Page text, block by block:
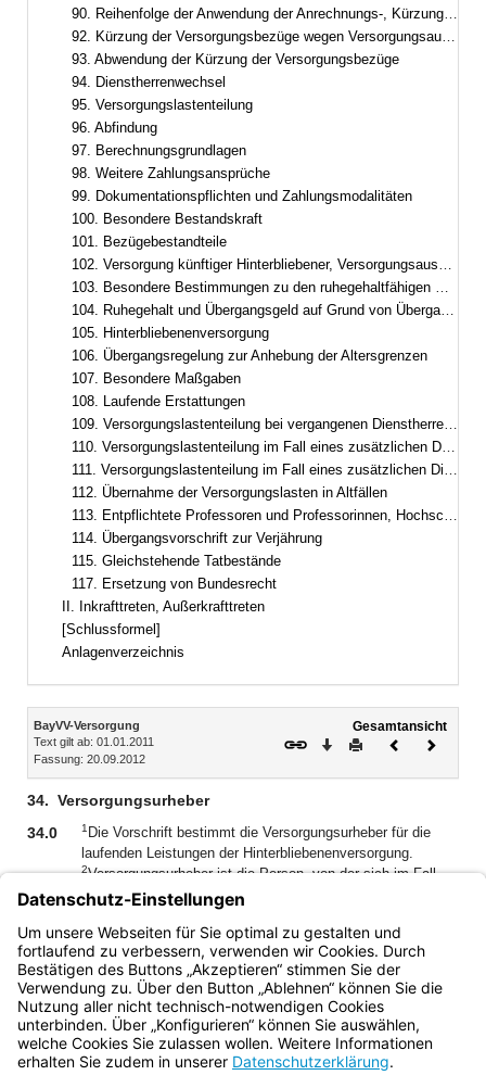
90. Reihenfolge der Anwendung der Anrechnungs-, Kürzungs- und Ruhensvorschriften
92. Kürzung der Versorgungsbezüge wegen Versorgungsausgleich
93. Abwendung der Kürzung der Versorgungsbezüge
94. Dienstherrenwechsel
95. Versorgungslastenteilung
96. Abfindung
97. Berechnungsgrundlagen
98. Weitere Zahlungsansprüche
99. Dokumentationspflichten und Zahlungsmodalitäten
100. Besondere Bestandskraft
101. Bezügebestandteile
102. Versorgung künftiger Hinterbliebener, Versorgungsausgleich
103. Besondere Bestimmungen zu den ruhegehaltfähigen Bezügen, zur ruhegehaltfähigen Dienstzeit und zum Ruhegehalt
104. Ruhegehalt und Übergangsgeld auf Grund von Übergangsregelungen im Besoldungsrecht
105. Hinterbliebenenversorgung
106. Übergangsregelung zur Anhebung der Altersgrenzen
107. Besondere Maßgaben
108. Laufende Erstattungen
109. Versorgungslastenteilung bei vergangenen Dienstherrenwechseln ohne laufende Erstattung
110. Versorgungslastenteilung im Fall eines zusätzlichen Dienstherrenwechsels nach Art. 95
111. Versorgungslastenteilung im Fall eines zusätzlichen Dienstherrenwechsels nach dem Versorgungslastenteilungs-Staatsvertrag
112. Übernahme der Versorgungslasten in Altfällen
113. Entpflichtete Professoren und Professorinnen, Hochschulleistungsbezüge
114. Übergangsvorschrift zur Verjährung
115. Gleichstehende Tatbestände
117. Ersetzung von Bundesrecht
II. Inkrafttreten, Außerkrafttreten
[Schlussformel]
Anlagenverzeichnis
Inhalt
BayVV-Versorgung
Text gilt ab: 01.01.2011
Fassung: 20.09.2012
Gesamtansicht
Download
DruckenVorheriges
34. Versorgungsurheber
34.0
1 Die Vorschrift bestimmt die Versorgungsurheber für die
laufenden Leistungen der Hinterbliebenenversorgung.
2Versorgungsurheber ist die Person, von der sich im Fall
ihres Versterbens Versorgungsansprüche für Hinterbliebene
Wegen der Versorgung der Hinterbliebenen von
emeritierten Professoren und Professorinnen vgl. Art. 113
Abs. 2 und 3.
Bayern.de
BayernPortal